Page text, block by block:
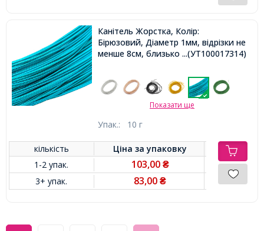
Канітель Жорстка, Колір:
Бірюзовий, Діаметр 1мм, відрізки не
менше 8см, близько 250см / 10г,
...(УТ100017314)
Показати ще
Упак.: 10 г
кількість Ціна заупаковку
1-2 упак.
103,00 ₴
3+ упак. 83,00₴